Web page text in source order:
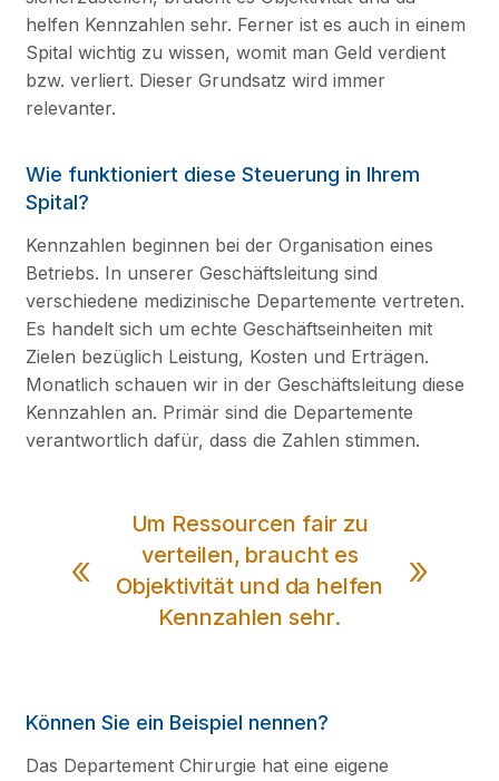
helfen Kennzahlen sehr. Ferner ist es auch in einem
Spital wichtig zu wissen, womit man Geld verdient
bzw. verliert. Dieser Grundsatz wird immer
relevanter.
Wie funktioniert diese Steuerung in Ihrem
Spital?
Kennzahlen beginnen bei der Organisation eines
Betriebs. In unserer Geschäftsleitung sind
verschiedene medizinische Departemente vertreten.
Es handelt sich um echte Geschäftseinheiten mit
Zielen bezüglich Leistung, Kosten und Erträgen.
Monatlich schauen wir in der Geschäftsleitung diese
Kennzahlen an. Primär sind die Departemente
verantwortlich dafür, dass die Zahlen stimmen.
Um Ressourcen fair zu
verteilen, braucht es
Objektivität und da helfen
Kennzahlen sehr.
Können Sie ein Beispiel nennen?
Das Departement Chirurgie hat eine eigene